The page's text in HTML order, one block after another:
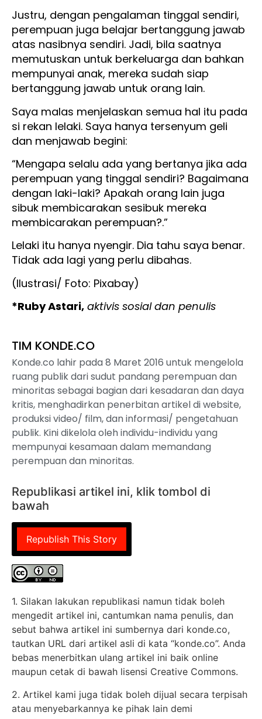
Justru, dengan pengalaman tinggal sendiri,
perempuan juga belajar bertanggung jawab
atas nasibnya sendiri. Jadi, bila saatnya
memutuskan untuk berkeluarga dan bahkan
mempunyai anak, mereka sudah siap
bertanggung jawab untuk orang lain.
Saya malas menjelaskan semua hal itu pada
si rekan lelaki. Saya hanya tersenyum geli
dan menjawab begini:
“Mengapa selalu ada yang bertanya jika ada
perempuan yang tinggal sendiri? Bagaimana
dengan laki-laki? Apakah orang lain juga
sibuk membicarakan sesibuk mereka
membicarakan perempuan?.”
Lelaki itu hanya nyengir. Dia tahu saya benar.
Tidak ada lagi yang perlu dibahas.
(Ilustrasi/ Foto: Pixabay)
*Ruby Astari, aktivis sosial dan penulis
TIM KONDE.CO
Konde.co lahir pada 8 Maret 2016 untuk mengelola
ruang publik dari sudut pandang perempuan dan
minoritas sebagai bagian dari kesadaran dan daya
kritis, menghadirkan penerbitan artikel di website,
produksi video/ film, dan informasi/ pengetahuan
publik. Kini dikelola oleh individu-individu yang
mempunyai kesamaan dalam memandang
perempuan dan minoritas.
Republikasi artikel ini, klik tombol di
bawah
Republish This Story
1. Silakan lakukan republikasi namun tidak boleh
mengedit artikel ini, cantumkan nama penulis, dan
sebut bahwa artikel ini sumbernya dari konde.co,
tautkan URL dari artikel asli di kata “konde.co”. Anda
bebas menerbitkan ulang artikel ini baik online
maupun cetak di bawah lisensi Creative Commons.
2. Artikel kami juga tidak boleh dijual secara terpisah
atau menyebarkannya ke pihak lain demi